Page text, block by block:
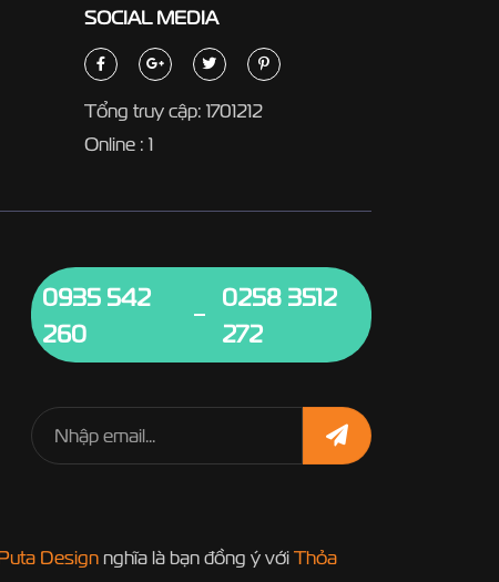
SOCIAL MEDIA
Tổng truy cập: 1701212
Online : 1
0935 542
260
0258 3512
272
Designnghĩa là bạn đồng ý với Thỏa